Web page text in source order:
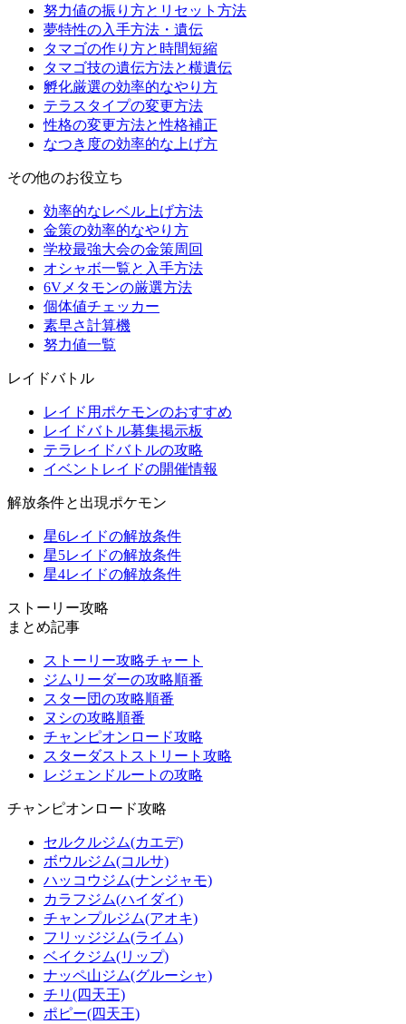
努力値の振り方とリセット方法
夢特性の入手方法・遺伝
タマゴの作り方と時間短縮
タマゴ技の遺伝方法と横遺伝
孵化厳選の効率的なやり方
テラスタイプの変更方法
性格の変更方法と性格補正
なつき度の効率的な上げ方
その他のお役立ち
効率的なレベル上げ方法
金策の効率的なやり方
学校最強大会の金策周回
オシャボ一覧と入手方法
6Vメタモンの厳選方法
個体値チェッカー
素早さ計算機
努力値一覧
レイドバトル
レイド用ポケモンのおすすめ
レイドバトル募集掲示板
テラレイドバトルの攻略
イベントレイドの開催情報
解放条件と出現ポケモン
星6レイドの解放条件
星5レイドの解放条件
星4レイドの解放条件
ストーリー攻略
まとめ記事
ストーリー攻略チャート
ジムリーダーの攻略順番
スター団の攻略順番
ヌシの攻略順番
チャンピオンロード攻略
スターダストストリート攻略
レジェンドルートの攻略
チャンピオンロード攻略
セルクルジム(カエデ)
ボウルジム(コルサ)
ハッコウジム(ナンジャモ)
カラフジム(ハイダイ)
チャンプルジム(アオキ)
フリッジジム(ライム)
ベイクジム(リップ)
ナッペ山ジム(グルーシャ)
チリ(四天王)
ポピー(四天王)